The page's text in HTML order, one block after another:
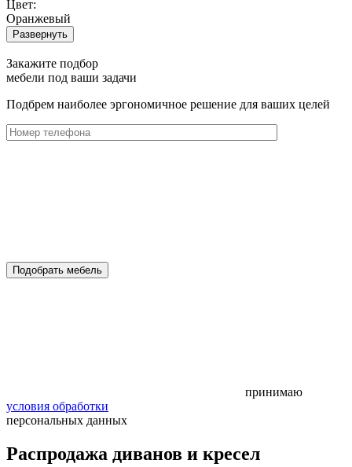
Цвет:
Оранжевый
Развернуть
Закажите подбор
мебели под ваши задачи
Подбрем наиболее эргономичное решение для ваших целей
Подобрать мебель
принимаю
условия обработки
персональных данных
Распродажа диванов и кресел